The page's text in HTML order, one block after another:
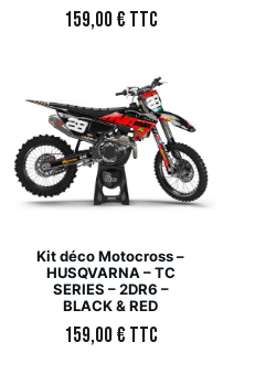
159,00€ TTC
Kit déco Motocross –
HUSQVARNA – TC
SERIES – 2DR6 –
BLACK & RED
159,00€ TTC